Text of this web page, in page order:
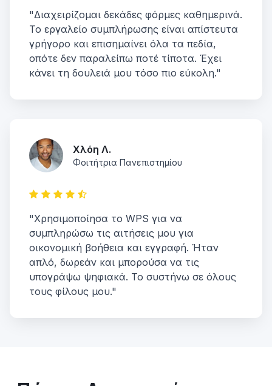
"Διαχειρίζομαι δεκάδες φόρμες καθημερινά.
Το εργαλείο συμπλήρωσης είναι απίστευτα
γρήγορο και επισημαίνει όλα τα πεδία,
οπότε δεν παραλείπω ποτέ τίποτα. Έχει
κάνει τη δουλειά μου τόσο πιο εύκολη."
Χλόη Λ.
Φοιτήτρια Πανεπιστημίου
"Χρησιμοποίησα το WPS για να
συμπληρώσω τις αιτήσεις μου για
οικονομική βοήθεια και εγγραφή. Ήταν
απλό, δωρεάν και μπορούσα να τις
υπογράψω ψηφιακά. Το συστήνω σε όλους
τους φίλους μου."